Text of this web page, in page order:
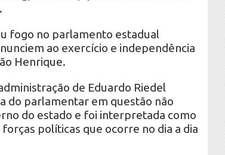
fogo no parlamento estadual
ao exercício e independência
Henrique.
de Eduardo Riedel
do parlamentar em questão não
do estado e foi interpretada como
políticas que ocorre no dia a dia